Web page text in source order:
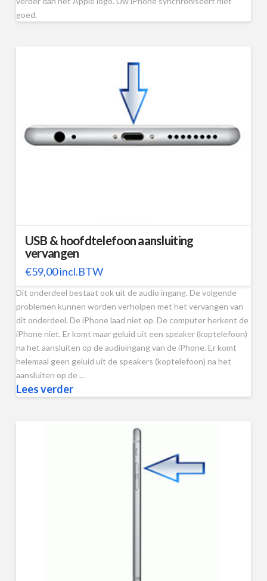
goed.
USB & hoofdtelefoon aansluiting
vervangen
€59,00incl.BTW
Dit onderdeel bestaat ook uit de audio ingang. De volgende
problemen kunnen worden verholpen met het vervangen van
dit onderdeel. De iPhone laad niet op. De computer herkent de
iPhone niet. Er komt maar geluid uit een speaker (koptelefoon)
na het aansluiten op de audioingang van de iPhone. Er komt
helemaal geen geluid uit de speakers (koptelefoon) na het
aansluiten op de ...
Lees verder